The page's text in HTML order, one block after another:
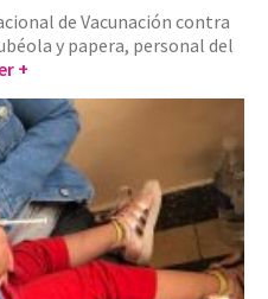
de Vacunación contra
y papera, personal del
+